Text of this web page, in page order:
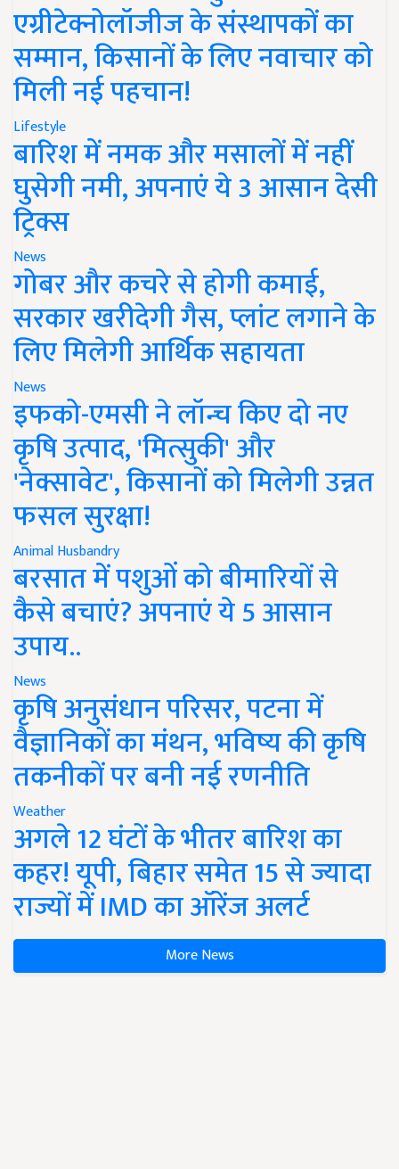
एग्रीटेक्नोलॉजीज के संस्थापकों का
सम्मान, किसानों के लिए नवाचार को
मिली नई पहचान!
Lifestyle
बारिश में नमक और मसालों में नहीं
घुसेगी नमी, अपनाएं ये 3 आसान देसी
ट्रिक्स
News
गोबर और कचरे से होगी कमाई,
सरकार खरीदेगी गैस, प्लांट लगाने के
लिए मिलेगी आर्थिक सहायता
News
इफको-एमसी ने लॉन्च किए दो नए
कृषि उत्पाद, 'मित्सुकी' और
'नेक्सावेट', किसानों को मिलेगी उन्नत
फसल सुरक्षा!
Animal Husbandry
बरसात में पशुओं को बीमारियों से
कैसे बचाएं? अपनाएं ये 5 आसान
उपाय..
News
कृषि अनुसंधान परिसर, पटना में
वैज्ञानिकों का मंथन, भविष्य की कृषि
तकनीकों पर बनी नई रणनीति
Weather
अगले 12 घंटों के भीतर बारिश का
कहर! यूपी, बिहार समेत 15 से ज्यादा
राज्यों में IMD का ऑरेंज अलर्ट
More News